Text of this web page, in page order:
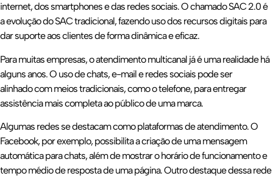
internet, dos smartphones e das redes sociais. O chamado SAC 2.0 é
a evolução do SAC tradicional, fazendo uso dos recursos digitais para
dar suporte aos clientes de forma dinâmica e eficaz.
Para muitas empresas, o atendimento multicanal já é uma realidade há
alguns anos. O uso de chats, e-mail e redes sociais pode ser
alinhado com meios tradicionais, como o telefone, para entregar
assistência mais completa ao público de uma marca.
Algumas redes se destacam como plataformas de atendimento. O
Facebook, por exemplo, possibilita a criação de uma mensagem
automática para chats, além de mostrar o horário de funcionamento e
tempo médio de resposta de uma página. Outro destaque dessa rede